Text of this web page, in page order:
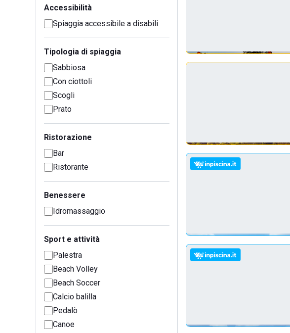
Accessibilità
Spiaggia accessibile a disabili
Tipologia di spiaggia
Sabbiosa
Con ciottoli
Scogli
Prato
Ristorazione
Bar
Ristorante
Benessere
Idromassaggio
Sport e attività
Palestra
Beach Volley
Beach Soccer
Calcio balilla
Pedalò
Canoe